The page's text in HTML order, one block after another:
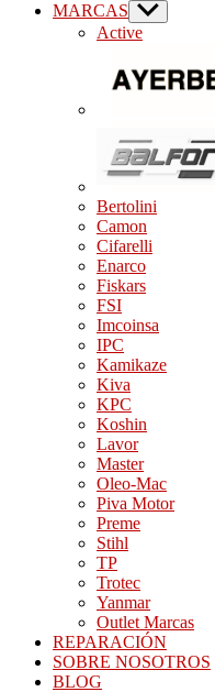
MARCAS Show
sub
menu
Active
Bertolini
Camon
Cifarelli
Enarco
Fiskars
FSI
Imcoinsa
IPC
Kamikaze
Kiva
KPC
Koshin
Lavor
Master
Oleo-Mac
Piva Motor
Preme
Stihl
TP
Trotec
Yanmar
Outlet Marcas
REPARACIÓN
SOBRE NOSOTROS
BLOG